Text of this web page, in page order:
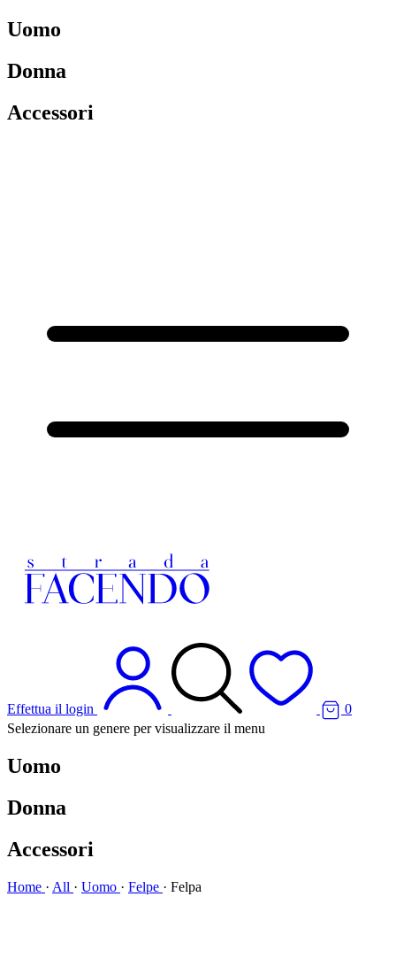
Uomo
Donna
Accessori
Effettua il login
0
Selezionare un genere per visualizzare il menu
Uomo
Donna
Accessori
Home · All · Uomo · Felpe · Felpa